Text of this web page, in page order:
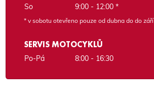
So
9:00 - 12:00 *
* v sobotu otevřeno pouze od dubna do do září
SERVIS MOTOCYKLŮ
Po-Pá 8:00 - 16:30